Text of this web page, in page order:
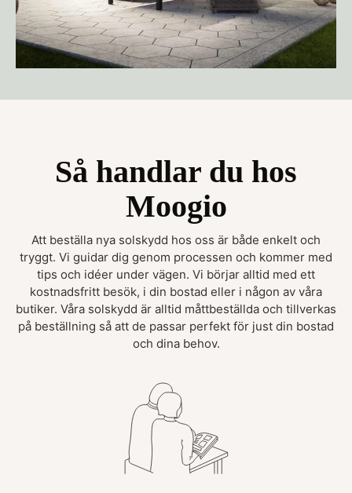
Så handlar du hos
Moogio
Att beställa nya solskydd hos oss är både enkelt och
tryggt. Vi guidar dig genom processen och kommer med
tips och idéer under vägen. Vi börjar alltid med ett
kostnadsfritt besök, i din bostad eller i någon av våra
butiker. Våra solskydd är alltid måttbeställda och tillverkas
på beställning så att de passar perfekt för just din bostad
och dina behov.